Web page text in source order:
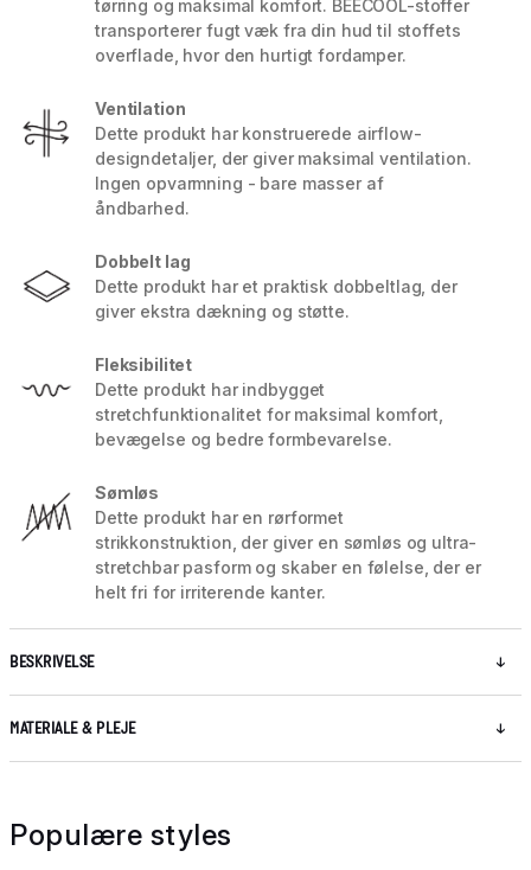
tørring og maksimal komfort. BEECOOL-stoffer
transporterer fugt væk fra din hud til stoffets
overflade, hvor den hurtigt fordamper.
Ventilation
Dette produkt har konstruerede airflow-
designdetaljer, der giver maksimal ventilation.
Ingen opvarmning - bare masser af
åndbarhed.
Dobbelt lag
Dette produkt har et praktisk dobbeltlag, der
giver ekstra dækning og støtte.
Fleksibilitet
Dette produkt har indbygget
stretchfunktionalitet for maksimal komfort,
bevægelse og bedre formbevarelse.
Sømløs
Dette produkt har en rørformet
strikkonstruktion, der giver en sømløs og ultra-
stretchbar pasform og skaber en følelse, der er
helt fri for irriterende kanter.
BESKRIVELSE
MATERIALE & PLEJE
Populære styles